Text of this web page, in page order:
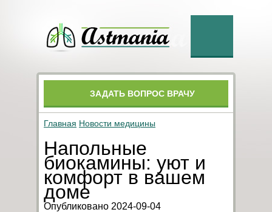
ЗАДАТЬ ВОПРОС ВРАЧУ
Главная Новости медицины
Напольные
биокамины: уют и
комфорт в вашем
доме
Опубликовано 2024-09-04